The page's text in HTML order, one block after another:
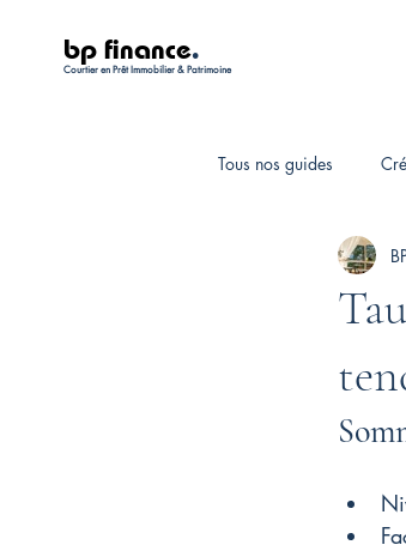
bp finance.
Courtier en Prêt Immobilier & Patrimoine
Tous nos guides
Fiscalité